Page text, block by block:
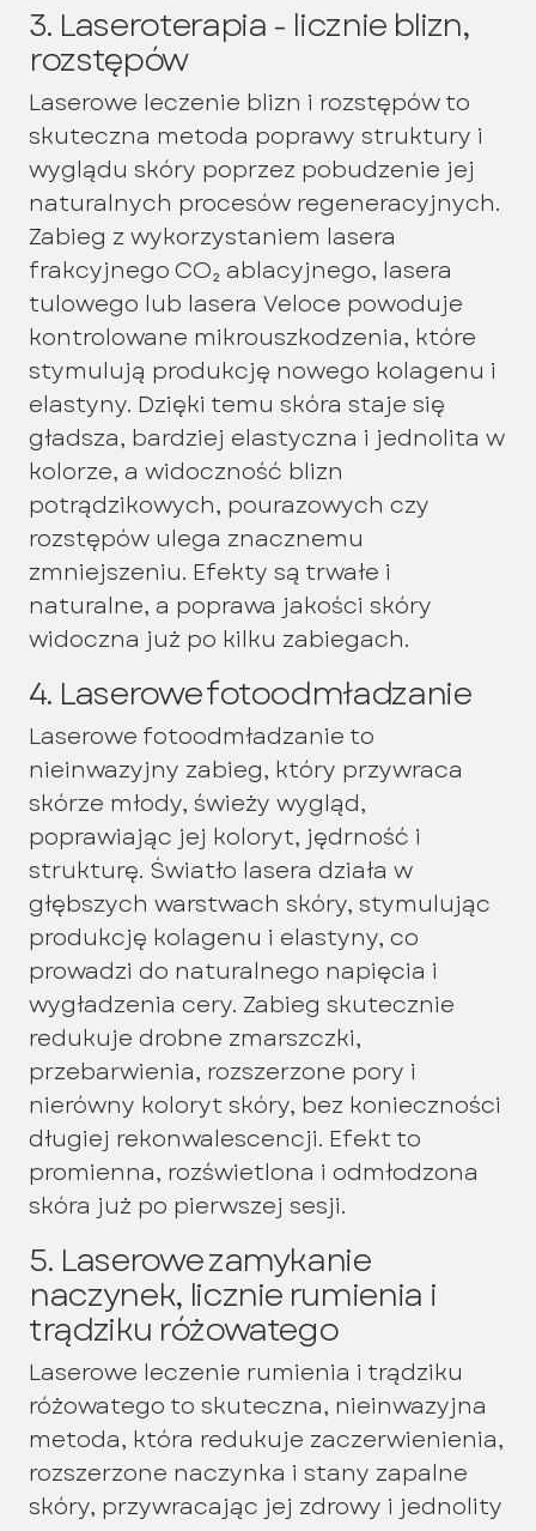
3. Laseroterapia - licznie blizn,
rozstępów
Laserowe leczenie blizn i rozstępów to
skuteczna metoda poprawy struktury i
wyglądu skóry poprzez pobudzenie jej
naturalnych procesów regeneracyjnych.
Zabieg z wykorzystaniem lasera
frakcyjnego CO₂ ablacyjnego, lasera
tulowego lub lasera Veloce powoduje
kontrolowane mikrouszkodzenia, które
stymulują produkcję nowego kolagenu i
elastyny. Dzięki temu skóra staje się
gładsza, bardziej elastyczna i jednolita w
kolorze, a widoczność blizn
potrądzikowych, pourazowych czy
rozstępów ulega znacznemu
zmniejszeniu. Efekty są trwałe i
naturalne, a poprawa jakości skóry
widoczna już po kilku zabiegach.
4. Laserowe fotoodmładzanie
Laserowe fotoodmładzanie to
nieinwazyjny zabieg, który przywraca
skórze młody, świeży wygląd,
poprawiając jej koloryt, jędrność i
strukturę. Światło lasera działa w
głębszych warstwach skóry, stymulując
produkcję kolagenu i elastyny, co
prowadzi do naturalnego napięcia i
wygładzenia cery. Zabieg skutecznie
redukuje drobne zmarszczki,
przebarwienia, rozszerzone pory i
nierówny koloryt skóry, bez konieczności
długiej rekonwalescencji. Efekt to
promienna, rozświetlona i odmłodzona
skóra już po pierwszej sesji.
5. Laserowe zamykanie
naczynek, licznie rumienia i
trądziku różowatego
Laserowe leczenie rumienia i trądziku
różowatego to skuteczna, nieinwazyjna
metoda, która redukuje zaczerwienienia,
rozszerzone naczynka i stany zapalne
skóry, przywracając jej zdrowy i jednolity